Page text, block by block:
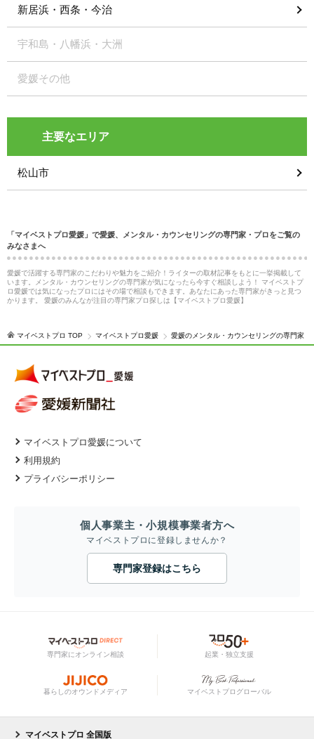
新居浜・西条・今治
宇和島・八幡浜・大洲
愛媛その他
主要なエリア
松山市
「マイベストプロ愛媛」で愛媛、メンタル・カウンセリングの専門家・プロをご覧の
みなさまへ
愛媛で活躍する専門家のこだわりや魅力をご紹介！ライターの取材記事をもとに一挙掲載して
います。メンタル・カウンセリングの専門家が気になったら今すぐ相談しよう！ マイベストプ
ロ愛媛では気になったプロにはその場で相談もできます。あなたにあった専門家がきっと見つ
かります。 愛媛のみんなが注目の専門家プロ探しは【マイベストプロ愛媛】
マイベストプロ TOP マイベストプロ愛媛 愛媛のメンタル・カウンセリングの専門家
マイベストプロ愛媛について
利用規約
プライバシーポリシー
個人事業主・小規模事業者方へ
マイベストプロに登録しませんか？
専門家登録はこちら
専門家にオンライン相談 起業・独立支援
暮らしのオウンドメディア マイベストプログローバル
マイベストプロ 全国版